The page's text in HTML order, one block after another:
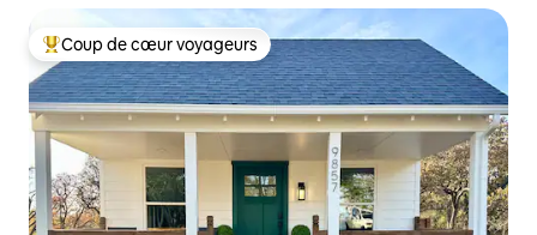
Coup de cœur voyageurs parmi les plus aimés
Coup de cœur voyageurs